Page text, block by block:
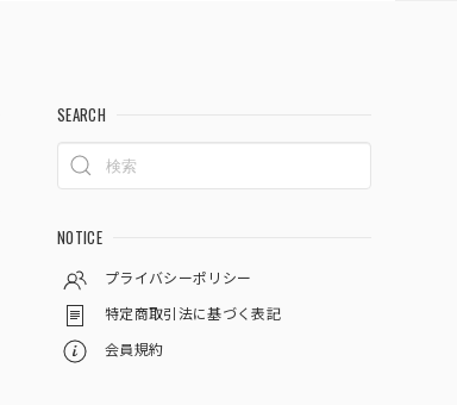
SEARCH
NOTICE
プライバシーポリシー
特定商取引法に基づく表記
会員規約